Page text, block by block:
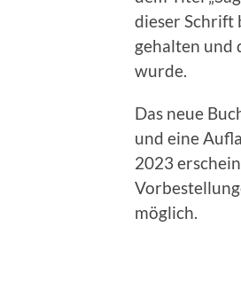
dieser Schrift
gehalten und
wurde.
Das neue
und eine
2023
möglich.